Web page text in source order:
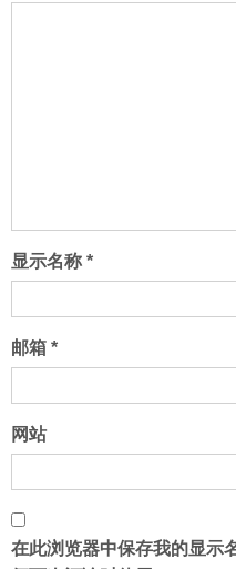
显示名称 *
邮箱 *
网站
在此浏览器中保存我的显示